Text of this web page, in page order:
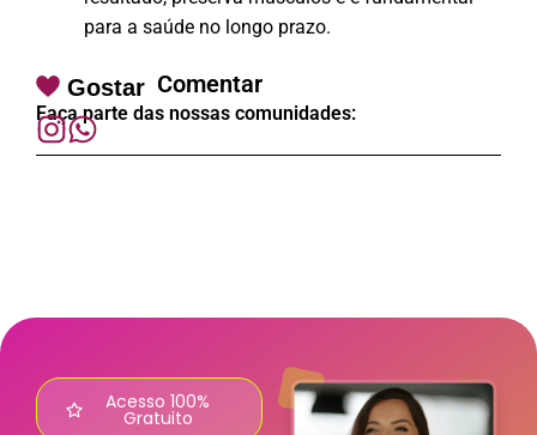
para a saúde no longo prazo.
Gostar Comentar
Faça parte das nossas comunidades:
Acesso 100%
Gratuito